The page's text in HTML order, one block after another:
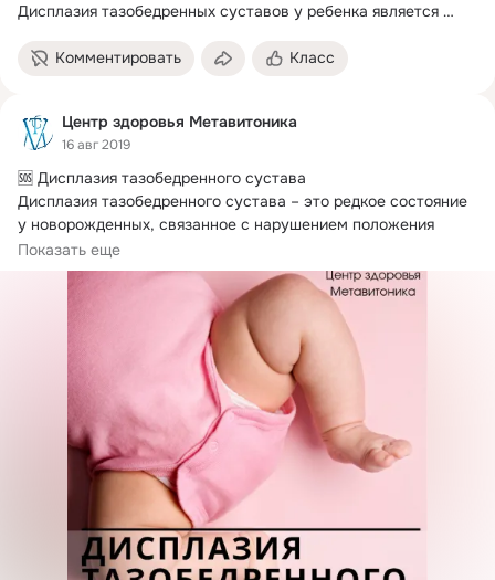
Дисплазия тазобедренных суставов у ребенка является
Комментировать
Класс
Центр здоровья Метавитоника
16 авг 2019
🆘 Дисплазия тазобедренного сустава
Дисплазия тазобедренного сустава – это редкое состояние
у новорожденных, связанное с нарушением положения
бедренной кости в суставе.
Показать еще